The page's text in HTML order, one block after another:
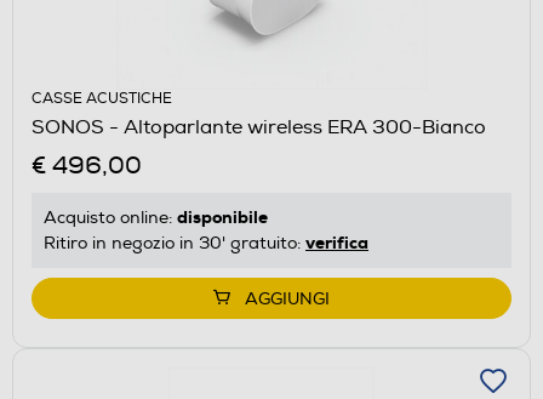
CASSE ACUSTICHE
SONOS - Altoparlante wireless ERA 300-Bianco
€ 496,00
Acquisto online: disponibile
Ritiro in negozio in 30' gratuito: verifica
AGGIUNGI